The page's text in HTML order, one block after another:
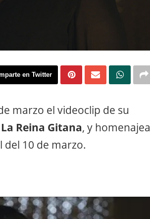
en Twitter
marzo el videoclip de su
La Reina Gitana, y homenajea
del 10 de marzo.